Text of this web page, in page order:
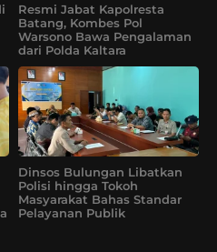
Resmi Jabat Kapolresta
Batang, Kombes Pol
Warsono Bawa Pengalaman
dari Polda Kaltara
Dinsos Bulungan Libatkan
Polisi hingga Tokoh
Masyarakat Bahas Standar
Pelayanan Publik